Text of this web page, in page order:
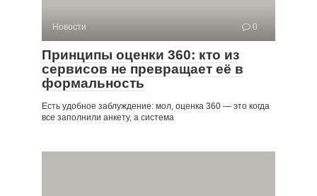
Новости 0
Принципы оценки 360: кто из
сервисов не превращает её в
формальность
Есть удобное заблуждение: мол, оценка 360 — это когда
все заполнили анкету, а система